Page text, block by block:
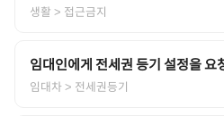
생활 > 접근금지
임대인에게 전세권 등기 설정을 요
임대차> 전세권등기